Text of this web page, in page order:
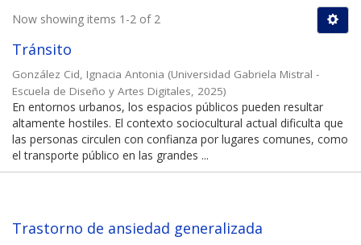
Now showing items 1-2 of 2
Tránsito
González Cid, Ignacia Antonia (Universidad Gabriela Mistral -
Escuela de Diseño y Artes Digitales, 2025)
En entornos urbanos, los espacios públicos pueden resultar
altamente hostiles. El contexto sociocultural actual dificulta que
las personas circulen con confianza por lugares comunes, como
el transporte público en las grandes ...
Trastorno de ansiedad generalizada